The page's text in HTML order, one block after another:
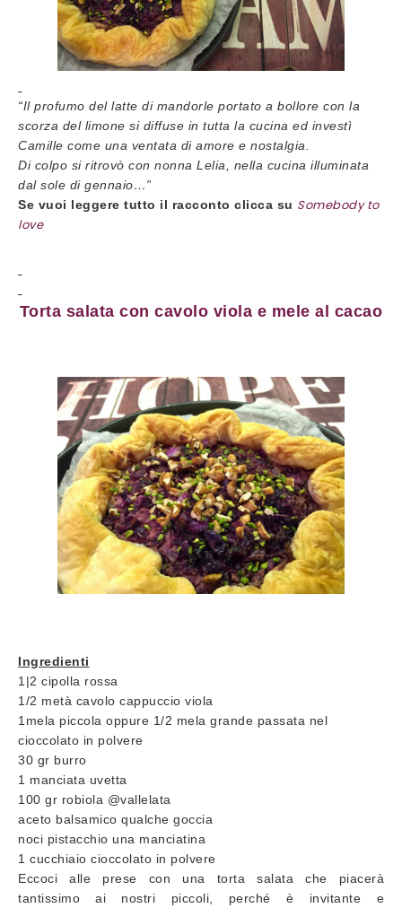
“Il profumo del latte di mandorle portato a bollore con la
scorza del limone si diffuse in tutta la cucina ed investì
Camille come una ventata di amore e nostalgia.
Di colpo si ritrovò con nonna Lelia, nella cucina illuminata
dal sole di gennaio…”
Se vuoi leggere tutto il racconto clicca su Somebody to
love
Torta salata con cavolo viola e mele al cacao
Ingredienti
1|2 cipolla rossa
1/2 metà cavolo cappuccio viola
1mela piccola oppure 1/2 mela grande passata nel
cioccolato in polvere
30 gr burro
1 manciata uvetta
100 gr robiola @vallelata
aceto balsamico qualche goccia
noci pistacchio una manciatina
1 cucchiaio cioccolato in polvere
Eccoci alle prese con una torta salata che piacerà
tantissimo ai nostri piccoli, perché è invitante e